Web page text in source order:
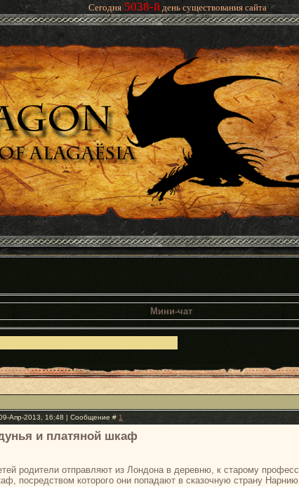
Сегодня 5038-й день существования сайта
Мини-чат
Апр-2013, 16:48 | Сообщение # 1
и платяной шкаф
родители отправляют из Лондона в деревню, к старому
посредством которого они попадают в сказочную страну